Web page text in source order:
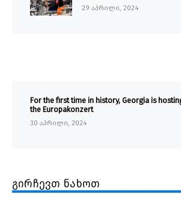
29 აპრილი, 2024
For the first time in history, Georgia is
the Europakonzert
30 აპრილი, 2024
გირჩევთ ნახოთ